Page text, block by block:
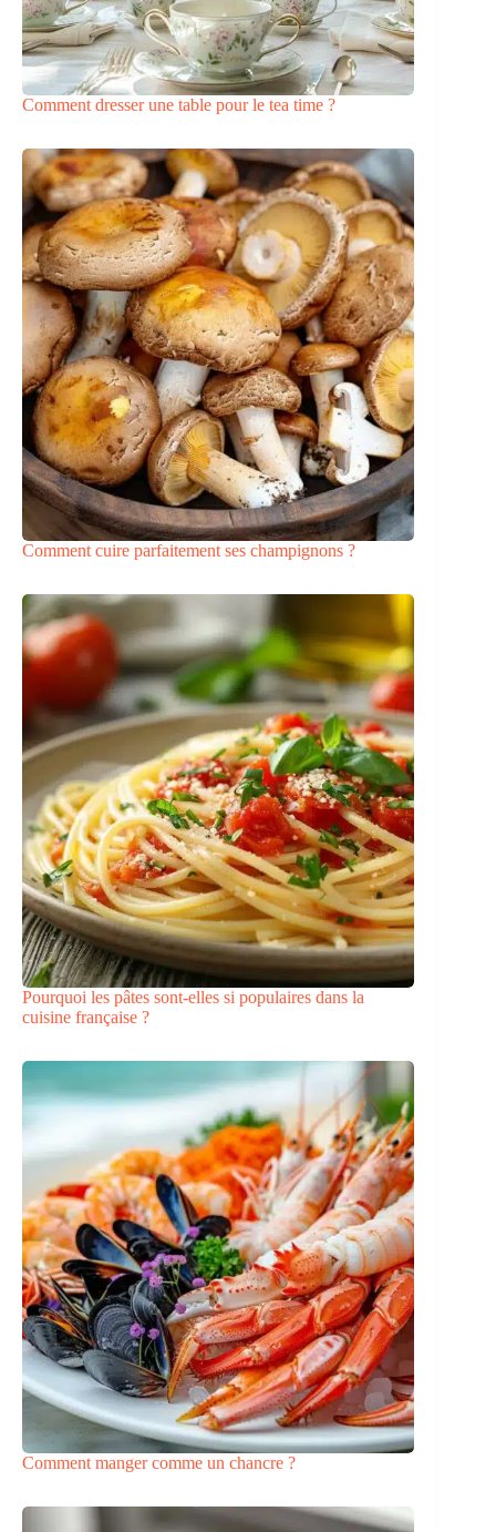
Comment dresser une table pour le tea time ?
Comment cuire parfaitement ses champignons ?
Pourquoi les pâtes sont-elles si populaires dans la
cuisine française ?
Comment manger comme un chancre ?